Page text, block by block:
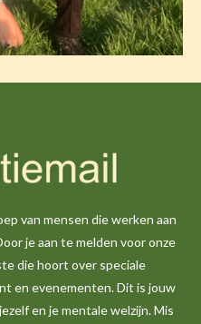
van mensen die werken aan
je aan te melden voor onze
die hoort over speciale
en evenementen. Dit is jouw
en je mentale welzijn. Mis